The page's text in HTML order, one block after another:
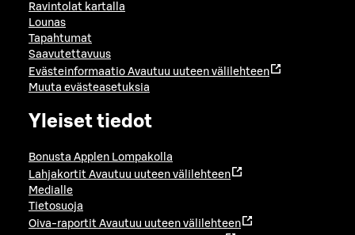
Ravintolat kartalla
Lounas
Tapahtumat
Saavutettavuus
Evästeinformaatio Avautuu uuteen välilehteen
Muuta evästeasetuksia
Yleiset tiedot
Bonusta Applen Lompakolla
Lahjakortit Avautuu uuteen välilehteen
Medialle
Tietosuoja
Oiva-raportit Avautuu uuteen välilehteen